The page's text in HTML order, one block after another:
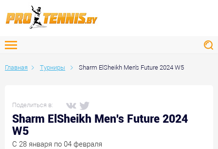
Главная Турниры Sharm ElSheikh Men's Future 2024 W5
Поделиться в:
Sharm ElSheikh Men's Future 2024
W5
C 28 января по 04 февраля